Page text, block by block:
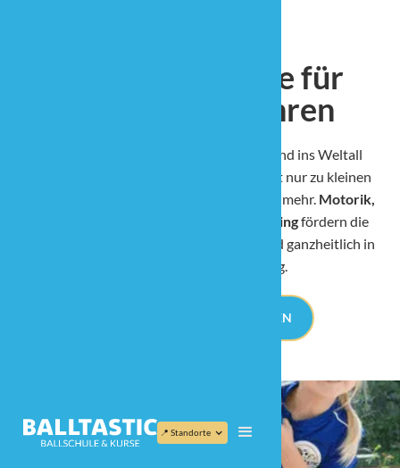
📍 Standorte
Deine Ballschule für
Kinder ab 2 Jahren
Stinkbomben ausweichen, Balli retten und ins Weltall
fliegen. Bei Balltastic werden Kinder nicht nur zu kleinen
Bewegungsprofis, bei uns geht es um weit mehr. Motorik,
Koordination und gezieltes Gehirntrainingfördern die
Entwicklung deines Kindes spielerisch und ganzheitlich in
einer liebevollen Umgebung.
KURS IN DEINER NÄHE FINDEN